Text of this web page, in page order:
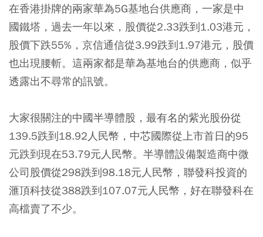
在香港掛牌的兩家華為5G基地台供應商，一家是中
國鐵塔，過去一年以來，股價從2.33跌到1.03港元，
股價下跌55%，京信通信從3.99跌到1.97港元，股價
也出現腰斬。這兩家都是華為基地台的供應商，似乎
透露出不尋常的訊號。
大家很關注的中國半導體股，最有名的紫光股份從
139.5跌到18.92人民幣，中芯國際從上市首日的95
元跌到現在53.79元人民幣。半導體設備製造商中微
公司股價從298跌到98.18元人民幣，聯發科投資的
滙頂科技從388跌到107.07元人民幣，好在聯發科在
高檔賣了不少。